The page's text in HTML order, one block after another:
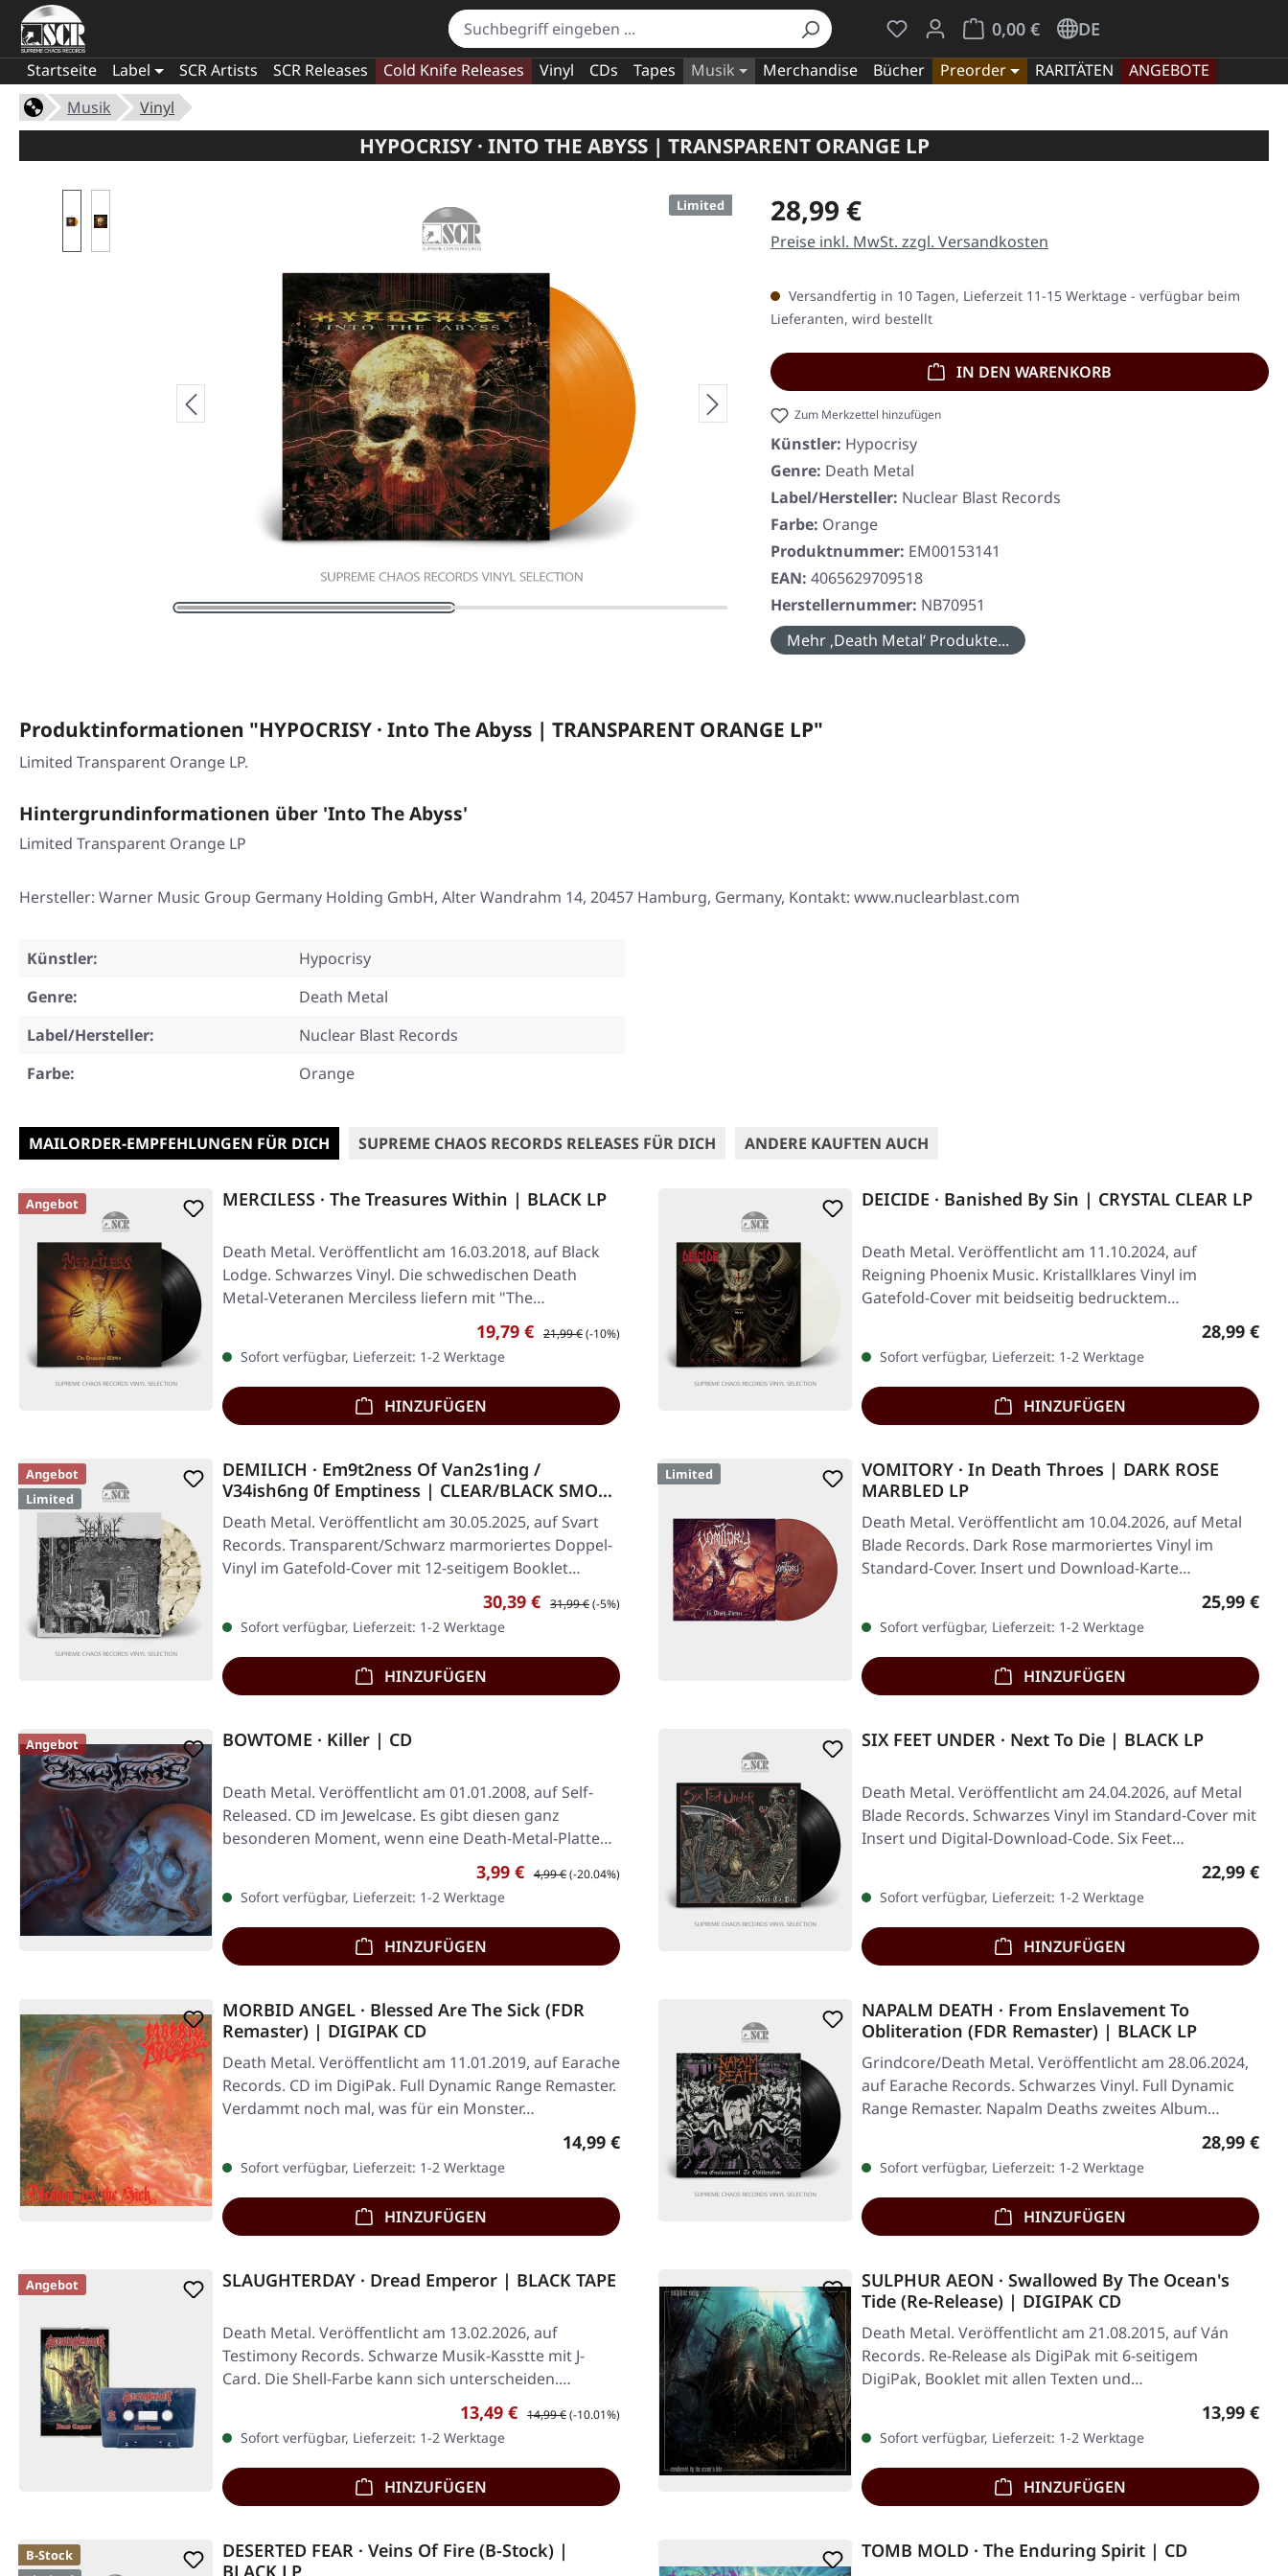
Du hast 0 Produkte auf dem Merkzettel
0,00 €
Warenkorb enthält 0 Positionen. Der
DE
Startseite Label SCR Artists SCR Releases Cold Knife Releases Vinyl CDs Tapes Musik Merchandise Bücher Preorder RARITÄTEN
ANGEBOTE
Musik
Vinyl
HYPOCRISY · INTO THE ABYSS | TRANSPARENT ORANGE LP
Limited Regulärer Preis:
28,99 €
Preise inkl. MwSt. zzgl. Versandkosten
Versandfertig in 10 Tagen, Lieferzeit 11-15 Werktage - verfügbar beim
Lieferanten, wird bestellt
IN DEN WARENKORB
Zum Merkzettel hinzufügen
Künstler: Hypocrisy
Genre: Death Metal
Label/Hersteller: Nuclear Blast Records
Farbe: Orange
Produktnummer: EM00153141
EAN: 4065629709518
Herstellernummer: NB70951
Mehr ‚Death Metal‘ Produkte...
Produktinformationen "HYPOCRISY · Into The Abyss | TRANSPARENT ORANGE LP"
Limited Transparent Orange LP.
Hintergrundinformationen über 'Into The Abyss'
Limited Transparent Orange LP
Hersteller: Warner Music Group Germany Holding GmbH, Alter Wandrahm 14, 20457 Hamburg, Germany, Kontakt: www.nuclearblast.com
Künstler:
Hypocrisy
Genre:
Death Metal
Label/Hersteller:
Nuclear Blast Records
Farbe:
Orange
MAILORDER-EMPFEHLUNGEN FÜR DICH SUPREME CHAOS RECORDS RELEASES FÜR DICH ANDERE KAUFTEN AUCH
Angebot MERCILESS · The Treasures Within | BLACK LP
Death Metal. Veröffentlicht am 16.03.2018, auf Black
Lodge. Schwarzes Vinyl. Die schwedischen Death
Metal-Veteranen Merciless liefern mit "The…
Verkaufspreis:
19,79 € Regulärer Preis:
21,99 €(-10%)
Sofort verfügbar, Lieferzeit: 1-2 Werktage
HINZUFÜGEN
DEICIDE · Banished By Sin | CRYSTAL CLEAR LP
Death Metal. Veröffentlicht am 11.10.2024, auf
Reigning Phoenix Music. Kristallklares Vinyl im
Gatefold-Cover mit beidseitig bedrucktem
Regulärer
28,99 €
Sofort verfügbar, Lieferzeit: 1-2 Werktage
HINZUFÜGEN
Angebot
Limited
DEMILICH · Em9t2ness Of Van2s1ing /
V34ish6ng 0f Emptiness | CLEAR/BLACK SMOKE
2LP
Death Metal. Veröffentlicht am 30.05.2025, auf Svart
Records. Transparent/Schwarz marmoriertes Doppel-
Vinyl im Gatefold-Cover mit 12-seitigem Booklet…
Verkaufspreis:
30,39 € Regulärer Preis:
31,99 €(-5%)
Sofort verfügbar, Lieferzeit: 1-2 Werktage
HINZUFÜGEN
Limited
VOMITORY · In Death Throes | DARK ROSE
MARBLED LP
Death Metal. Veröffentlicht am 10.04.2026, auf Metal
Blade Records. Dark Rose marmoriertes Vinyl im
Standard-Cover. Insert und Download-Karte…
Regulärer
25,99 €
Sofort verfügbar, Lieferzeit: 1-2 Werktage
HINZUFÜGEN
Angebot BOWTOME · Killer | CD
Death Metal. Veröffentlicht am 01.01.2008, auf Self-
Released. CD im Jewelcase. Es gibt diesen ganz
besonderen Moment, wenn eine Death-Metal-Platte…
Verkaufspreis:
3,99 € Regulärer Preis:
4,99 €(-20.04%)
Sofort verfügbar, Lieferzeit: 1-2 Werktage
HINZUFÜGEN
SIX FEET UNDER · Next To Die | BLACK LP
Death Metal. Veröffentlicht am 24.04.2026, auf Metal
Blade Records. Schwarzes Vinyl im Standard-Cover mit
Insert und Digital-Download-Code. Six Feet…
Regulärer
22,99 €
Sofort verfügbar, Lieferzeit: 1-2 Werktage
HINZUFÜGEN
MORBID ANGEL · Blessed Are The Sick (FDR
Remaster) | DIGIPAK CD
Death Metal. Veröffentlicht am 11.01.2019, auf Earache
Records. CD im DigiPak. Full Dynamic Range Remaster.
Verdammt noch mal, was für ein Monster…
Regulärer Preis:
14,99 €
Sofort verfügbar, Lieferzeit: 1-2 Werktage
HINZUFÜGEN
NAPALM DEATH · From Enslavement To
Obliteration (FDR Remaster) | BLACK LP
Grindcore/Death Metal. Veröffentlicht am 28.06.2024,
auf Earache Records. Schwarzes Vinyl. Full Dynamic
Range Remaster. Napalm Deaths zweites Album…
Regulärer
28,99 €
Sofort verfügbar, Lieferzeit: 1-2 Werktage
HINZUFÜGEN
Angebot SLAUGHTERDAY · Dread Emperor | BLACK TAPE
Death Metal. Veröffentlicht am 13.02.2026, auf
Testimony Records. Schwarze Musik-Kasstte mit J-
Card. Die Shell-Farbe kann sich unterscheiden.…
Verkaufspreis:
13,49 € Regulärer Preis:
14,99 €(-10.01%)
Sofort verfügbar, Lieferzeit: 1-2 Werktage
HINZUFÜGEN
SULPHUR AEON · Swallowed By The Ocean's
Tide (Re-Release) | DIGIPAK CD
Death Metal. Veröffentlicht am 21.08.2015, auf Ván
Records. Re-Release als DigiPak mit 6-seitigem
DigiPak, Booklet mit allen Texten und…
Regulärer
13,99 €
Sofort verfügbar, Lieferzeit: 1-2 Werktage
HINZUFÜGEN
B-Stock
DESERTED FEAR · Veins Of Fire (B-Stock) |
TOMB MOLD · The Enduring Spirit | CD